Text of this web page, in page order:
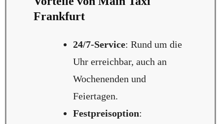
Frankfurt
24/7-Service: Rund um die
Uhr erreichbar, auch an
Wochenenden und
Feiertagen.
Festpreisoption: